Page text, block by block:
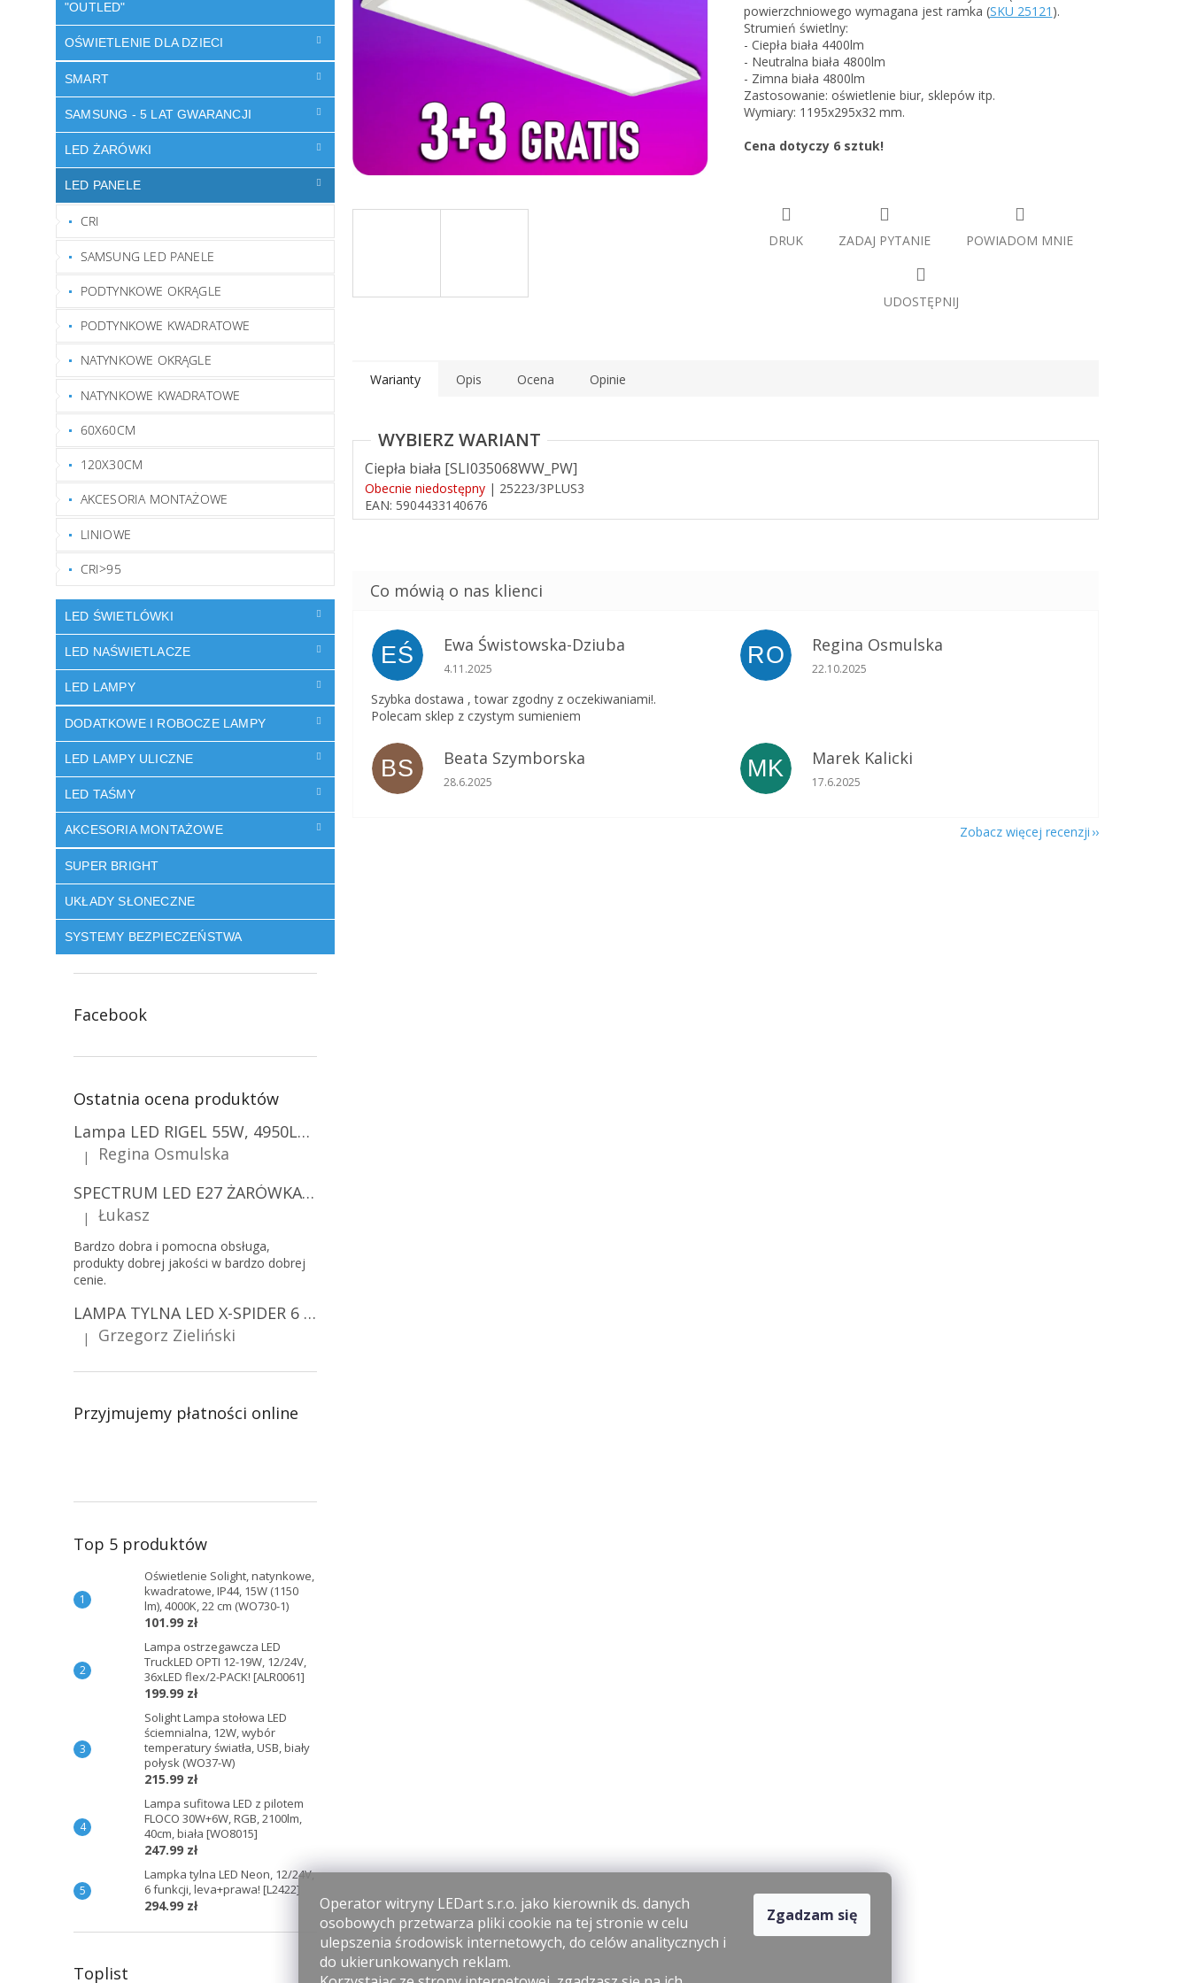
Operator witryny LEDart s.r.o. jako kierownik ds. danych
osobowych przetwarza pliki cookie na tej stronie w celu
ulepszenia środowisk internetowych, do celów analitycznych i
do ukierunkowanych reklam.
Zgadzam się
"OUTLED"
OŚWIETLENIE DLA DZIECI
SMART
SAMSUNG - 5 LAT GWARANCJI
LED ŻARÓWKI
LED PANELE
CRI
SAMSUNG LED PANELE
PODTYNKOWE OKRĄGLE
PODTYNKOWE KWADRATOWE
NATYNKOWE OKRĄGLE
NATYNKOWE KWADRATOWE
60X60CM
120X30CM
AKCESORIA MONTAŻOWE
LINIOWE
CRI>95
LED ŚWIETLÓWKI
LED NAŚWIETLACZE
LED LAMPY
DODATKOWE I ROBOCZE LAMPY
LED LAMPY ULICZNE
LED TAŚMY
AKCESORIA MONTAŻOWE
SUPER BRIGHT
UKŁADY SŁONECZNE
SYSTEMY BEZPIECZEŃSTWA
Facebook
Ostatnia ocena produktów
Lampa LED RIGEL 55W, 4950LM, E27, 6500K [WL-10]
Ocena produktu to 5 na 5 gwiazdek.
|
Regina Osmulska
SPECTRUM LED E27 ŻARÓWKA LED 9W, A60/10-PACK!
Ocena produktu to 5 na 5 gwiazdek.
| Łukasz
Bardzo dobra i pomocna obsługa,
produkty dobrej jakości w bardzo dobrej
cenie.
LAMPA TYLNA LED X-SPIDER 6 FUNKCJI, R10, R148, R150, IP67, MOCOWANIE NA ŚRUBY [L2425]
Ocena produktu to 5 na 5 gwiazdek.
| Grzegorz Zieliński
Przyjmujemy płatności online
Top 5 produktów
Oświetlenie Solight, natynkowe,
kwadratowe, IP44, 15W (1150
lm), 4000K, 22 cm (WO730-1)
101.99 zł
Lampa ostrzegawcza LED
TruckLED OPTI 12-19W, 12/24V,
36xLED flex/2-PACK! [ALR0061]
199.99 zł
Solight Lampa stołowa LED
ściemnialna, 12W, wybór
temperatury światła, USB, biały
połysk (WO37-W)
215.99 zł
Lampa sufitowa LED z pilotem
FLOCO 30W+6W, RGB, 2100lm,
40cm, biała [WO8015]
247.99 zł
Lampka tylna LED Neon, 12/24V,
6 funkcji, leva+prawa! [L2422]
294.99 zł
Toplist
powierzchniowego wymagana jest ramka (SKU 25121 ).
Strumień świetlny:
- Ciepła biała 4400lm
- Neutralna biała 4800lm
- Zimna biała 4800lm
Zastosowanie: oświetlenie biur, sklepów itp.
Wymiary: 1195x295x32 mm.
Cena dotyczy 6 sztuk!
DRUK ZADAJ PYTANIE POWIADOM MNIE
UDOSTĘPNIJ
Warianty Opis Ocena Opinie
Ciepła biała [SLI035068WW_PW]
Obecnie niedostępny | 25223/3PLUS3
EAN: 5904433140676
EŚ Ewa Świstowska-Dziuba
Ocena sklepu to 5 na 5 gwiazdek.
4.11.2025
Szybka dostawa , towar zgodny z oczekiwaniami!.
Polecam sklep z czystym sumieniem
RO Regina Osmulska
Ocena sklepu to 5 na 5 gwiazdek.
22.10.2025
BS Beata Szymborska
Ocena sklepu to 5 na 5 gwiazdek.
28.6.2025
MK Marek Kalicki
Ocena sklepu to 5 na 5 gwiazdek.
17.6.2025
Zobacz więcej recenzji